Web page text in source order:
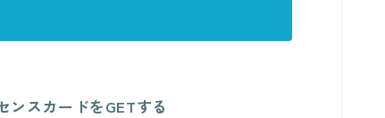
ンスカードをGETする